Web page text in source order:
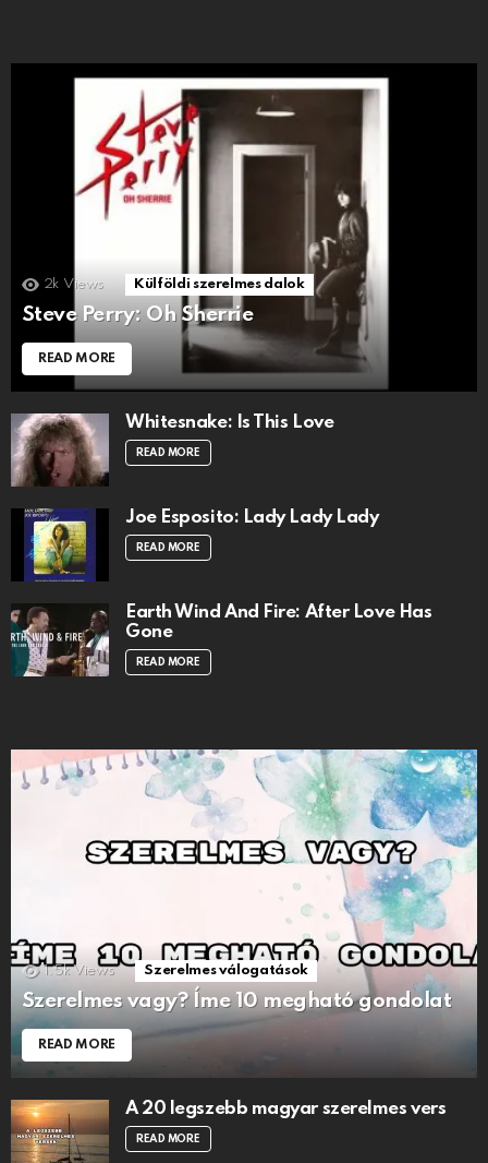
2k Views Külföldi szerelmes dalok
Steve Perry: Oh Sherrie
READ MORE
Whitesnake: Is This Love
READ MORE
Joe Esposito: Lady Lady Lady
READ MORE
Earth Wind And Fire: After Love Has
Gone
READ MORE
1.5k Views Szerelmes válogatások
Szerelmes vagy? Íme 10 megható gondolat
READ MORE
A 20 legszebb magyar szerelmes vers
READ MORE